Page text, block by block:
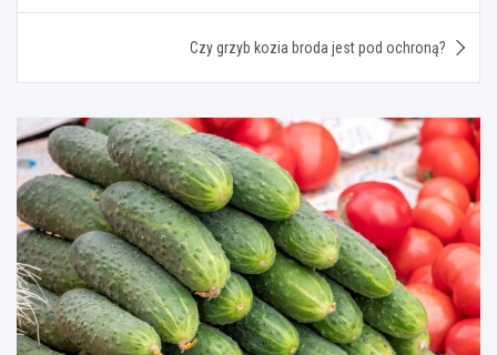
Czy grzyb kozia broda jest pod ochroną?